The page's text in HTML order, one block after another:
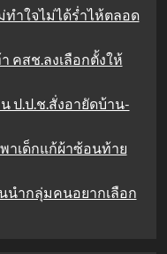
ทำใจไม่ได้ร่ำไห้ตลอด
คสช.ลงเลือกตั้งให้
ป.ป.ช.สั่งอายัดบ้าน-
าเด็กแก้ผ้าซ้อนท้าย
นำกลุ่มคนอยากเลือก